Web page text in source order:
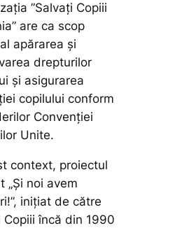
”Salvați Copiii
are ca scop
apărarea și
drepturilor
și asigurarea
copilului conform
Convenției
Unite.
context, proiectul
„Și noi avem
inițiat de către
Copiii încă din 1990